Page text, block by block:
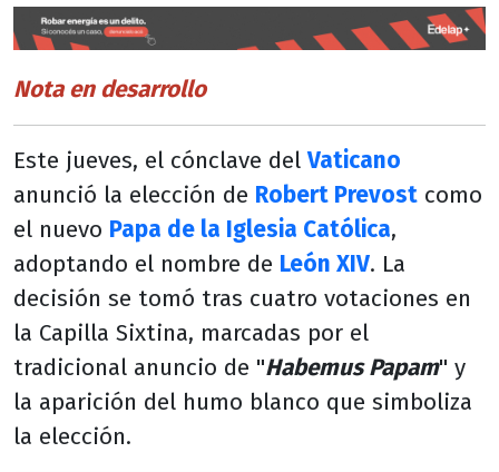
Nota en desarrollo
Este jueves, el cónclave delVaticano
anunció la elección de Robert Prevost como
el nuevo Papa de la Iglesia Católica,
adoptando el nombre de León XIV. La
decisión se tomó tras cuatro votaciones en
la Capilla Sixtina, marcadas por el
tradicional anuncio de "Habemus Papam" y
la aparición del humo blanco que simboliza
la elección.